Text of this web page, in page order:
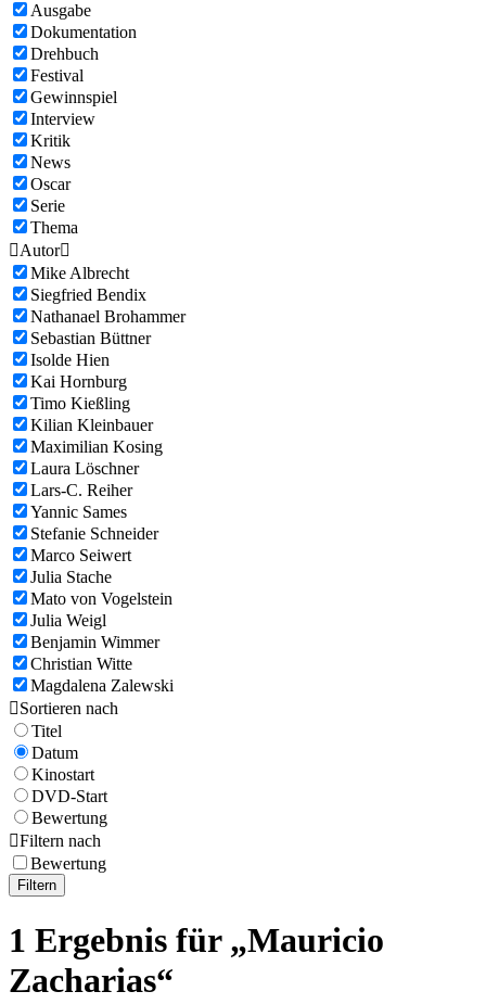
Ausgabe
Dokumentation
Drehbuch
Festival
Gewinnspiel
Interview
Kritik
News
Oscar
Serie
Thema
Autor
Mike Albrecht
Siegfried Bendix
Nathanael Brohammer
Sebastian Büttner
Isolde Hien
Kai Hornburg
Timo Kießling
Kilian Kleinbauer
Maximilian Kosing
Laura Löschner
Lars-C. Reiher
Yannic Sames
Stefanie Schneider
Marco Seiwert
Julia Stache
Mato von Vogelstein
Julia Weigl
Benjamin Wimmer
Christian Witte
Magdalena Zalewski
Sortieren nach
Titel
Datum
Kinostart
DVD-Start
Bewertung
Filtern nach
Bewertung
Filtern
1 Ergebnis für „Mauricio
Zacharias“